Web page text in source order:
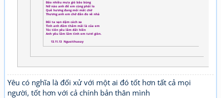
Đảo nhiều mưa gió bão bùng
Nỡ nào anh để em cùng phải lo
Quê hương đang mỏi mắt chờ
Thương anh em chớ đắn đo về nhà
Đôi ta vạn dặm cách xa
Tình anh đằm thắm mãi là của em
Tóc tiên yêu lắm đất hiền
Anh yêu lắm lắm tình em tươi giòn.
13.11.13 Nguoithuoay
Yêu có nghĩa là đối xử với một ai đó tốt hơn tất cả mọi
người, tốt hơn với cả chính bản thân mình